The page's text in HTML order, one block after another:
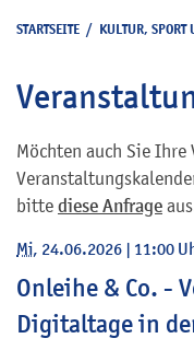
STARTSEITE / KULTUR,
Möchten auch Sie
bitte diese Anfrage
Mi, 24.06.2026 | 11:00
Onleihe & Co. -
Digitaltage in